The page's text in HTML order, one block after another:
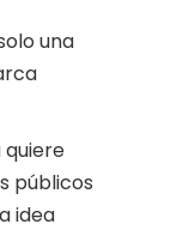
una
quiere
públicos
idea